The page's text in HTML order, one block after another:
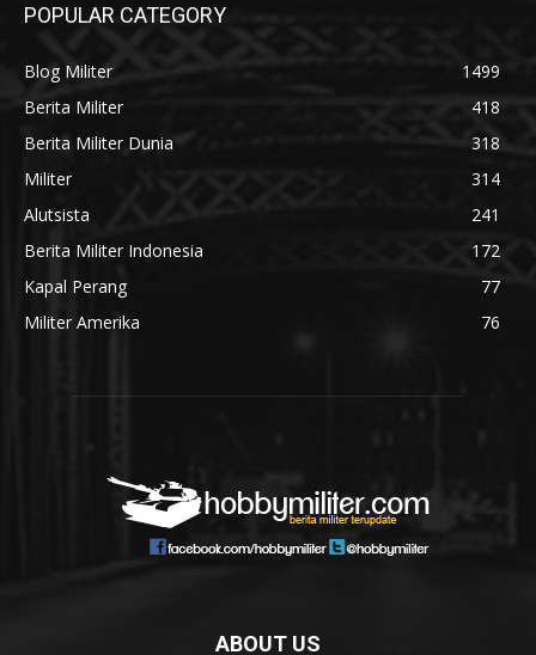
POPULAR CATEGORY
Blog Militer
1499
Berita Militer
418
Berita Militer Dunia
318
Militer
314
Alutsista
241
Berita Militer Indonesia
172
Kapal Perang
77
Militer Amerika
76
ABOUT US